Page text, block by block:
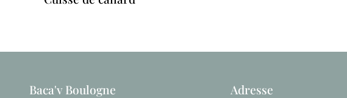
Baca'v Boulogne Adresse